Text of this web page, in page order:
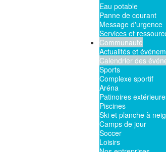
Eau potable
Panne de courant
Message d'urgence
Services et
Communauté
Actualités et
Calendrier des
Sports
Complexe sportif
Aréna
Patinoires
Piscines
Ski et planche à
Camps de jour
Soccer
Loisirs